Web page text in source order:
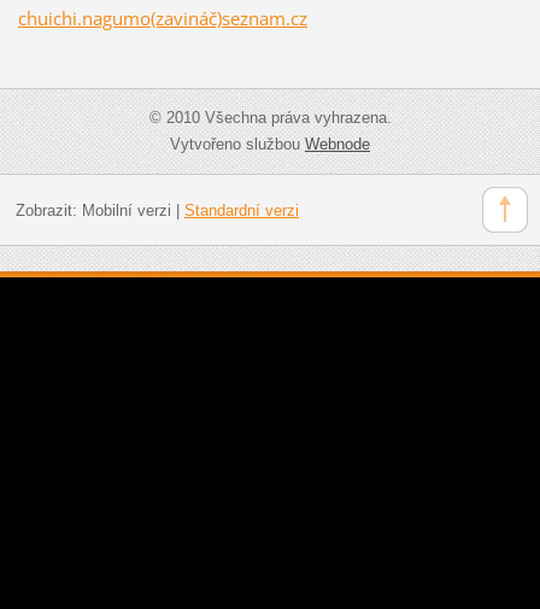
chuichi.nagumo(zavináč)seznam.cz
© 2010 Všechna práva vyhrazena.
Vytvořeno službouWebnode
Zobrazit: Mobilní verzi Standardní verzi